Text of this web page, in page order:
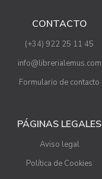
CONTACTO
(+34) 922 25 11 45
info@librerialemus.com
Formulario de contacto
PÁGINAS LEGALES
Aviso legal
Política de Cookies